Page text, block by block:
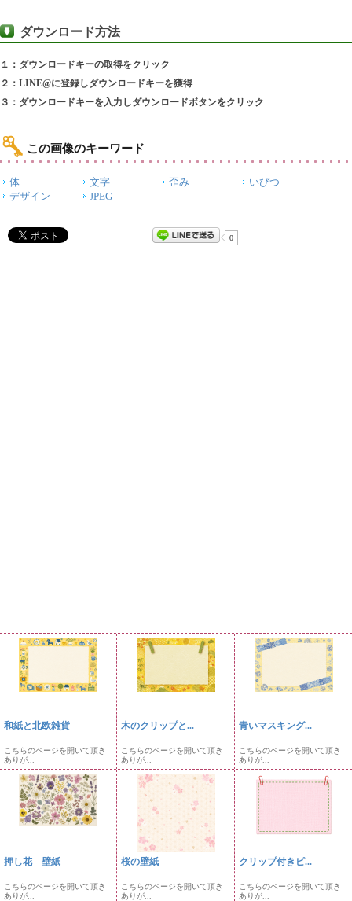
ダウンロード方法
１：ダウンロードキーの取得をクリック
２：LINE@に登録しダウンロードキーを獲得
３：ダウンロードキーを入力しダウンロードボタンをクリック
この画像のキーワード
体 文字 歪み
いびつ
デザイン
JPEG
0
和紙と北欧雑貨
こちらのページを開いて頂き
ありが...
木のクリップと...
こちらのページを開いて頂き
ありが...
青いマスキング...
こちらのページを開いて頂き
ありが...
押し花 壁紙
こちらのページを開いて頂き
ありが...
桜の壁紙
こちらのページを開いて頂き
ありが...
クリップ付きピ...
こちらのページを開いて頂き
ありが...